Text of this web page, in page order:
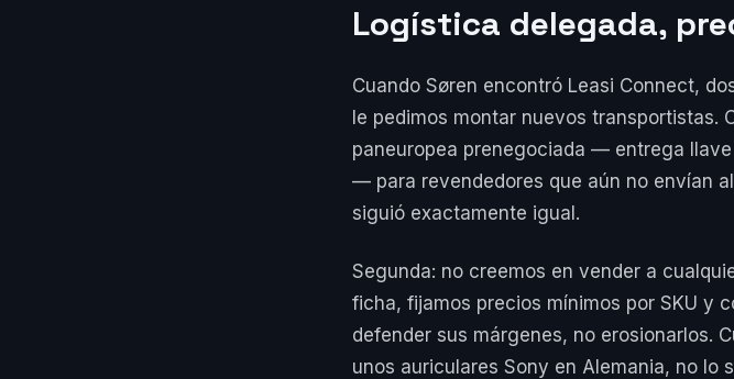
Logística delegada,
Cuando Søren encontró Leasi Connect,
le pedimos montar nuevos transportistas.
paneuropea prenegociada — entrega
— para revendedores que aún no envían
siguió exactamente igual.
Segunda: no creemos en vender a
ficha, fijamos precios mínimos por SKU y
defender sus márgenes, no erosionarlos.
unos auriculares Sony en Alemania, no lo